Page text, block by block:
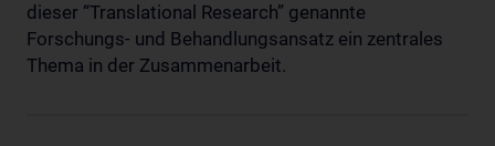
dieser “Translational Research” genannte
Forschungs- und Behandlungsansatz ein zentrales
Thema in der Zusammenarbeit.